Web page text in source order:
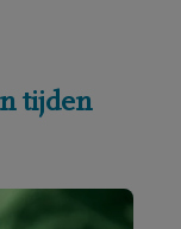
tijden